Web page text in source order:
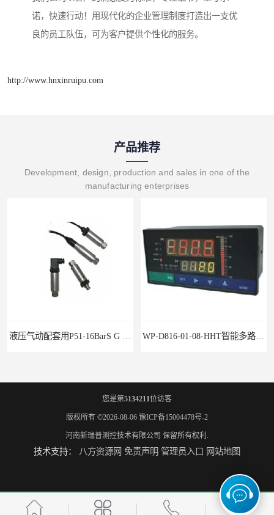
诺，快速行动！用现代化的企业管理制度打造出一支优
良的员工队伍，可为客户提供个性化的服务。
http://www.hnxinruipu.com
产品推荐
Development, design, production and sales in one of the
manufacturing enterprises
水泥厂用DG1300-PJ-1-2-40/AA2N压力变送器 铜液氨冷器配套用UYB-8003物位变送器
您是第5134211位访客
版权所有 ©2026-08-06 豫ICP备15004478号-2
河南新瑞普测控技术有限公司 保留所有权利.
技术支持： 八方资源网 免责声明 管理员入口 网站地图